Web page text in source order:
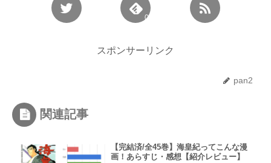
0
スポンサーリンク
pan2
関連記事
【完結済/全45巻】海皇紀ってこんな漫
画！あらすじ・感想【紹介レビュー】